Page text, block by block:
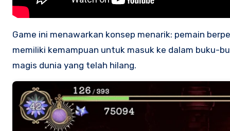
Game ini menawarkan konsep menarik: pemain
memiliki kemampuan untuk masuk ke dalam buku-
magis dunia yang telah hilang.